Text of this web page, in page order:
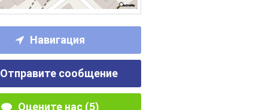
Навигация
Отправите сообщение
Оцените нас (5)